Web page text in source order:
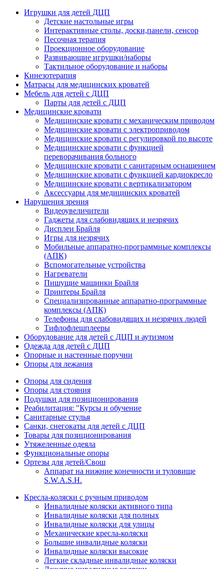
Игрушки для детей ДЦП
Детские настольные игры
Интерактивные столы, доски,панели, сенсор
Песочная терапия
Проекционное оборудование
Развивающие игрушки/наборы
Тактильное оборудование и наборы
Кинезотерапия
Матрасы для медицинских кроватей
Мебель для детей с ДЦП
Парты для детей с ДЦП
Медицинские кровати
Медицинские кровати с механическим приводом
Медицинские кровати с электроприводом
Медицинские кровати с регулировкой по высоте
Медицинские кровати с функцией
переворачивания больного
Медицинские кровати с санитарным оснащением
Медицинские кровати с функцией кардиокресло
Медицинские кровати с вертикализатором
Аксессуары для медицинских кроватей
Нарушения зрения
Видеоувеличители
Гаджеты для слабовидящих и незрячих
Дисплеи Брайля
Игры для незрячих
Мобильные аппаратно-программные комплексы
(АПК)
Вспомогательные устройства
Нагреватели
Пишущие машинки Брайля
Принтеры Брайля
Специализированные аппаратно-программные
комплексы (АПК)
Телефоны для слабовидящих и незрячих людей
Тифлофлешплееры
Оборудование для детей с ДЦП и аутизмом
Одежда для детей с ДЦП
Опорные и настенные поручни
Опоры для лежания
Опоры для сидения
Опоры для стояния
Подушки для позиционирования
Реабилитация: "Курсы и обучение
Санитарные стулья
Санки, снегокаты для детей с ДЦП
Товары для позиционирования
Утяжеленные одеяла
Функциональные опоры
Ортезы для детей/Свош
Аппарат на нижние конечности и туловище
S.W.A.S.H.
Кресла-коляски с ручным приводом
Инвалидные коляски активного типа
Инвалидные коляски для полных
Инвалидные коляски для улицы
Механические кресла-коляски
Большие инвалидные коляски
Инвалидные коляски высокие
Легкие складные инвалидные коляски